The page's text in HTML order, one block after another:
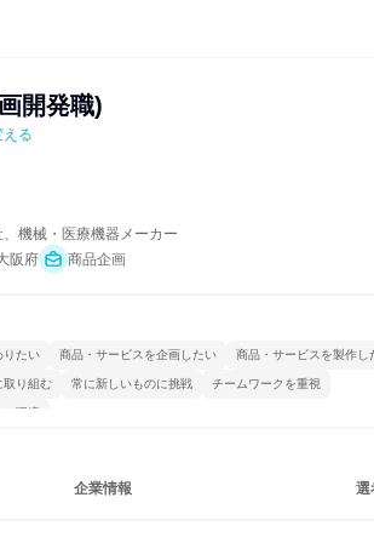
開発職)
る
機械・医療機器メーカー
阪府 商品企画
りたい 商品・サービスを企画したい 商品・サービスを製作し
取り組む 常に新しいものに挑戦 チームワークを重視
る環境
企業情報 選